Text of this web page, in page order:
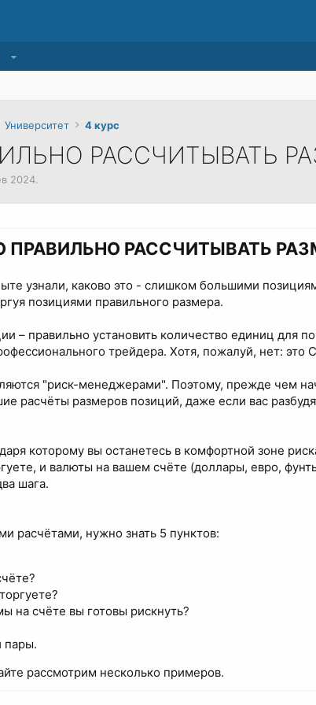
Университет 4 курс
РАССЧИТЫВАТЬ
2024.
РАССЧИТЫВАТЬ
узнали, каково это - слишком большими
позициями правильного размера.
– правильно установить количество единиц для
трейдера. Хотя, пожалуй, нет:
"риск-менеджерами". Поэтому, прежде чем
расчёты размеров позиций, даже если вас
которому вы останетесь в комфортной зоне
и валюты на вашем счёте (доллары, евро,
шага.
расчётами, нужно знать 5 пунктов:
на счёте вы готовы рискнуть?
пары.
рассмотрим несколько примеров.